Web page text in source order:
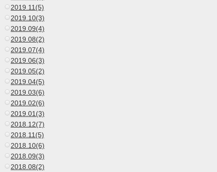
2019.11(5)
2019.10(3)
2019.09(4)
2019.08(2)
2019.07(4)
2019.06(3)
2019.05(2)
2019.04(5)
2019.03(6)
2019.02(6)
2019.01(3)
2018.12(7)
2018.11(5)
2018.10(6)
2018.09(3)
2018.08(2)